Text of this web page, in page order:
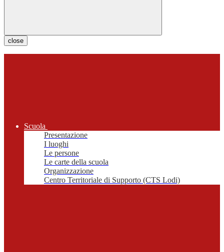
close
Scuola
Presentazione
I luoghi
Le persone
Le carte della scuola
Organizzazione
Centro Territoriale di Supporto (CTS Lodi)